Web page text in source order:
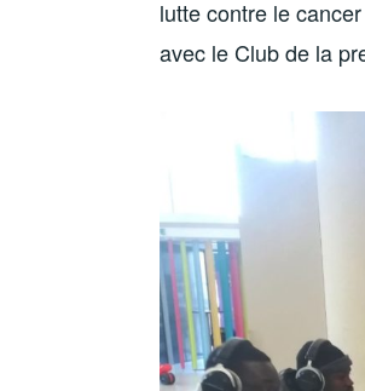
lutte contre le
avec le Club de la